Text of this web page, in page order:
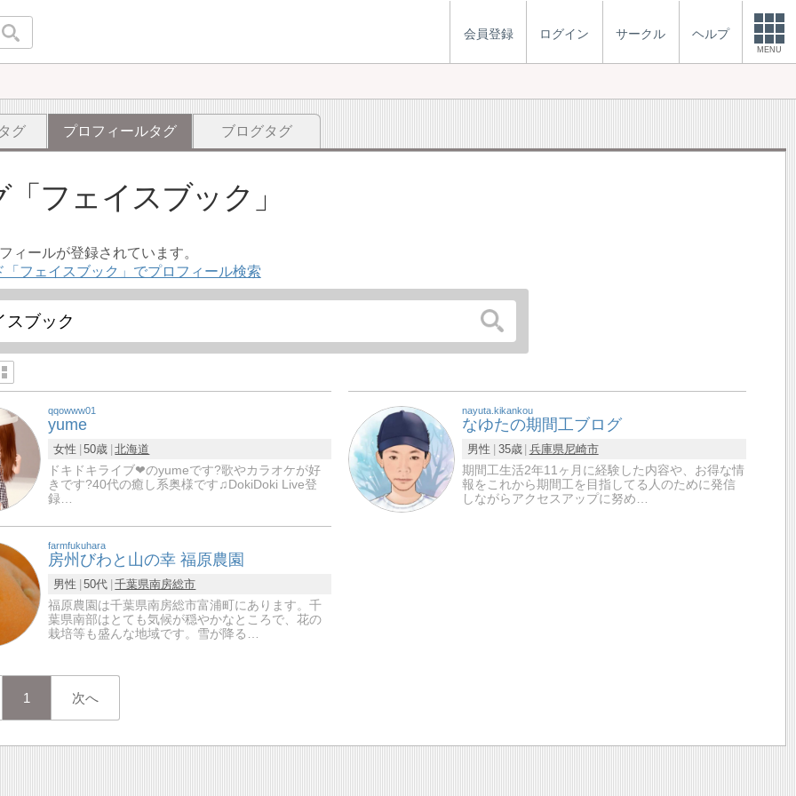
会員登録 ログイン サークル ヘルプ
MENU
グ プロフィールタグ ブログタグ
フェイスブック
ィールが登録されています。
「フェイスブック」でプロフィール検索
qqowww01
yume
女性 50歳 北海道
ドキドキライブ❤のyumeです?歌やカラオケが好
きです?40代の癒し系奥様です♫DokiDoki Live登
録…
nayuta.kikankou
なゆたの期間工ブログ
男性 35歳 兵庫県尼崎市
期間工生活2年11ヶ月に経験した内容や、お得な情
報をこれから期間工を目指してる人のために発信
しながらアクセスアップに努め…
farmfukuhara
房州びわと山の幸 福原農園
男性 50代 千葉県南房総市
福原農園は千葉県南房総市富浦町にあります。千
葉県南部はとても気候が穏やかなところで、花の
栽培等も盛んな地域です。雪が降る…
1 次へ